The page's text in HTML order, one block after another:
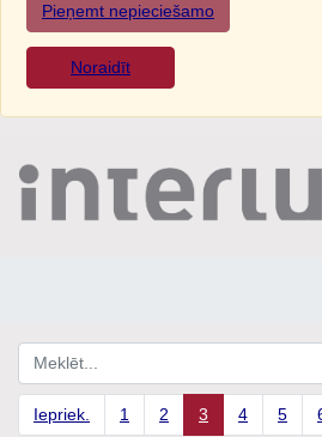
Pieņemt nepieciešamo
Noraidīt
Iepriek. 1 2 3 4 5